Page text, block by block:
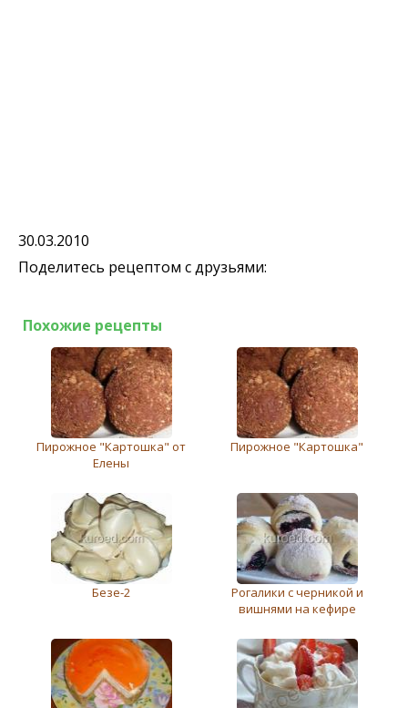
30.03.2010
Поделитесь рецептом с друзьями:
Похожие рецепты
Пирожное "Картошка" от
Елены
Пирожное "Картошка"
Безе-2
Рогалики с черникой и
вишнями на кефире